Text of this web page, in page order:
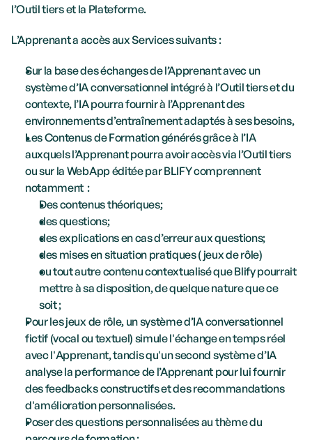
l’Outil tiers et la Plateforme.
L’Apprenant a accès aux Services suivants :
Sur la base des échanges de l’Apprenant avec un
système d’IA conversationnel intégré à l’Outil tiers et du
contexte, l’IA pourra fournir à l’Apprenant des
environnements d’entraînement adaptés à ses besoins,
Les Contenus de Formation générés grâce à l’IA
auxquels l’Apprenant pourra avoir accès via l’Outil tiers
ou sur la WebApp éditée par BLIFY comprennent
notamment  :
Des contenus théoriques;
des questions;
des explications en cas d’erreur aux questions;
des mises en situation pratiques ( jeux de rôle)
ou tout autre contenu contextualisé que Blify pourrait
mettre à sa disposition, de quelque nature que ce
soit ;
Pour les jeux de rôle, un système d’IA conversationnel
fictif (vocal ou textuel) simule l'échange en temps réel
avec l'Apprenant, tandis qu'un second système d’IA
analyse la performance de l’Apprenant pour lui fournir
des feedbacks constructifs et des recommandations
d'amélioration personnalisées.
Poser des questions personnalisées au thème du